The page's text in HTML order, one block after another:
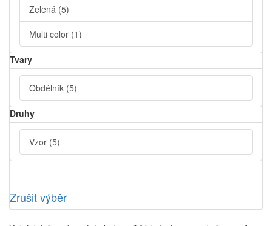
Zelená (5)
Multi color (1)
Tvary
Obdélník (5)
Druhy
Vzor (5)
Zrušit výběr